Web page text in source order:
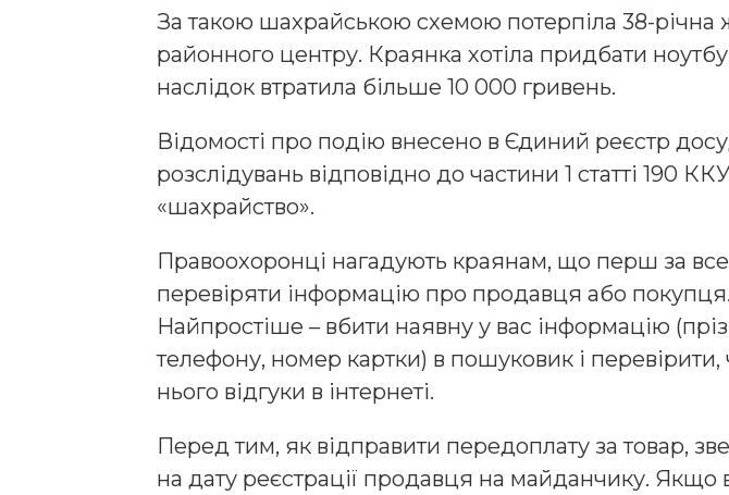
За такою шахрайською схемою потерпіла 38-річна
районного центру. Краянка хотіла придбати
наслідок втратила більше 10 000 гривень.
Відомості про подію внесено в Єдиний реєстр
розслідувань відповідно до частини 1 статті 190
«шахрайство».
Правоохоронці нагадують краянам, що перш за
перевіряти інформацію про продавця або покупця.
Найпростіше – вбити наявну у вас інформацію
телефону, номер картки) в пошуковик і перевірити,
нього відгуки в інтернеті.
Перед тим, як відправити передоплату за товар,
на дату реєстрації продавця на майданчику. Якщо